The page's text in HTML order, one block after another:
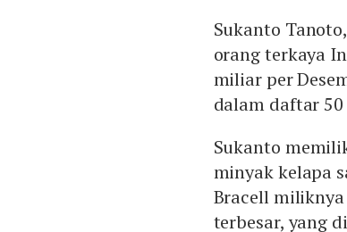
Sukanto
orang terkaya
miliar per
dalam daftar 50
Sukanto
minyak kelapa
Bracell
terbesar, yang